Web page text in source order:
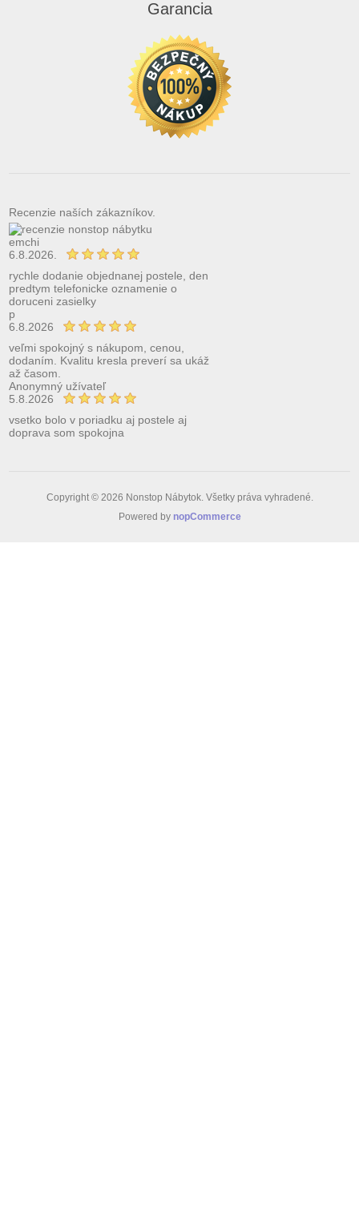
Garancia
Recenzie naších zákazníkov.
emchi
6.8.2026.
rychle dodanie objednanej postele, den
predtym telefonicke oznamenie o
doruceni zasielky
p
6.8.2026
veľmi spokojný s nákupom, cenou,
dodaním. Kvalitu kresla preverí sa ukáž
až časom.
Anonymný užívateľ
5.8.2026
vsetko bolo v poriadku aj postele aj
doprava som spokojna
Copyright © 2026 Nonstop Nábytok. Všetky práva vyhradené.
Powered by nopCommerce